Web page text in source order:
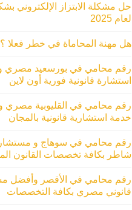
حل مشكلة الابتزاز الإلكتروني
لعام 2025
هل مهنة المحاماة في خطر فعلا ؟
رقم محامي في بورسعيد مصري
استشارة قانونية فورية أون لاين
رقم محامي في القليوبية مصري
خدمة استشارية قانونية بالمجان
رقم محامي في سوهاج و مستشار
شاطر بكافة تخصصات القانون
رقم محامي في الأقصر وأفضل
قانوني مصري بكافة التخصصات